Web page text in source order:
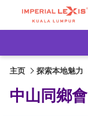
主页 探索本地魅力
中山同鄉會